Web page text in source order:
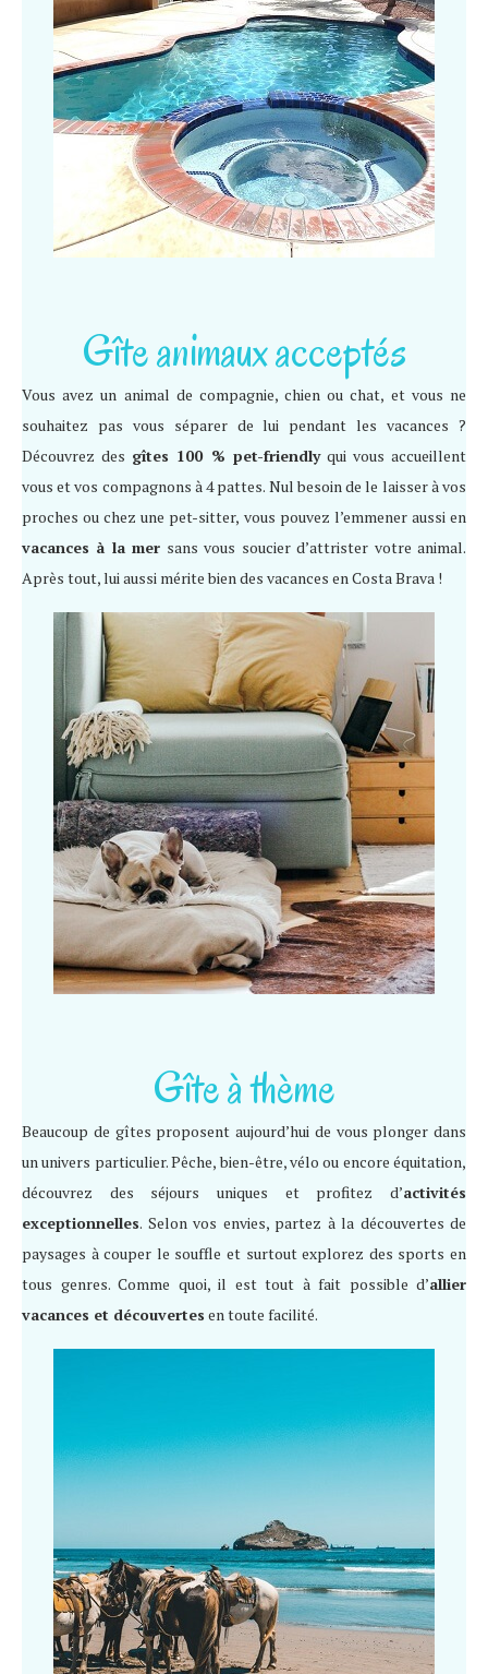
Gîte animaux acceptés
Vous avez un animal de compagnie, chien ou chat, et vous ne
souhaitez pas vous séparer de lui pendant les vacances ?
Découvrez des gîtes 100 % pet-friendlyqui vous accueillent
vous et vos compagnons à 4 pattes. Nul besoin de le laisser à vos
proches ou chez une pet-sitter, vous pouvez l’emmener aussi en
vacances à la mer sans vous soucier d’attrister votre animal.
Après tout, lui aussi mérite bien des vacances en Costa Brava !
Gîte à thème
Beaucoup de gîtes proposent aujourd’hui de vous plonger dans
un univers particulier. Pêche, bien-être, vélo ou encore équitation,
découvrez des séjours uniques et profitez d’activités
exceptionnelles. Selon vos envies, partez à la découvertes de
paysages à couper le souffle et surtout explorez des sports en
tous genres. Comme quoi, il est tout à fait possible d’allier
vacances et découvertes en toute facilité.